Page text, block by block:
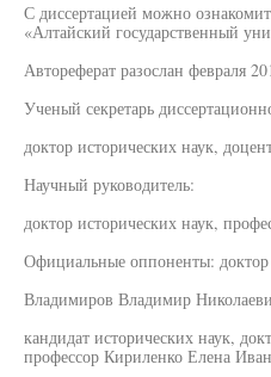
С диссертацией можно
«Алтайский государственный
Автореферат разослан февраля
Ученый секретарь
доктор исторических наук,
Научный руководитель:
доктор исторических наук,
Официальные оппоненты: доктор
Владимиров Владимир
кандидат исторических наук,
профессор Кириленко Елена